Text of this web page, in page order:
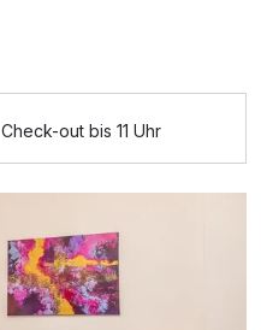
Check-out bis 11 Uhr